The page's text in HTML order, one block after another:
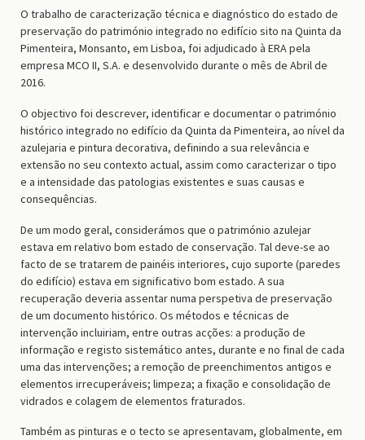
O trabalho de caracterização técnica e diagnóstico do estado de
preservação do património integrado no edifício sito na Quinta da
Pimenteira, Monsanto, em Lisboa, foi adjudicado à ERA pela
empresa MCO II, S.A. e desenvolvido durante o mês de Abril de
2016.
O objectivo foi descrever, identificar e documentar o património
histórico integrado no edifício da Quinta da Pimenteira, ao nível da
azulejaria e pintura decorativa, definindo a sua relevância e
extensão no seu contexto actual, assim como caracterizar o tipo
e a intensidade das patologias existentes e suas causas e
consequências.
De um modo geral, considerámos que o património azulejar
estava em relativo bom estado de conservação. Tal deve-se ao
facto de se tratarem de painéis interiores, cujo suporte (paredes
do edifício) estava em significativo bom estado. A sua
recuperação deveria assentar numa perspetiva de preservação
de um documento histórico. Os métodos e técnicas de
intervenção incluiriam, entre outras acções: a produção de
informação e registo sistemático antes, durante e no final de cada
uma das intervenções; a remoção de preenchimentos antigos e
elementos irrecuperáveis; limpeza; a fixação e consolidação de
vidrados e colagem de elementos fraturados.
Também as pinturas e o tecto se apresentavam, globalmente, em